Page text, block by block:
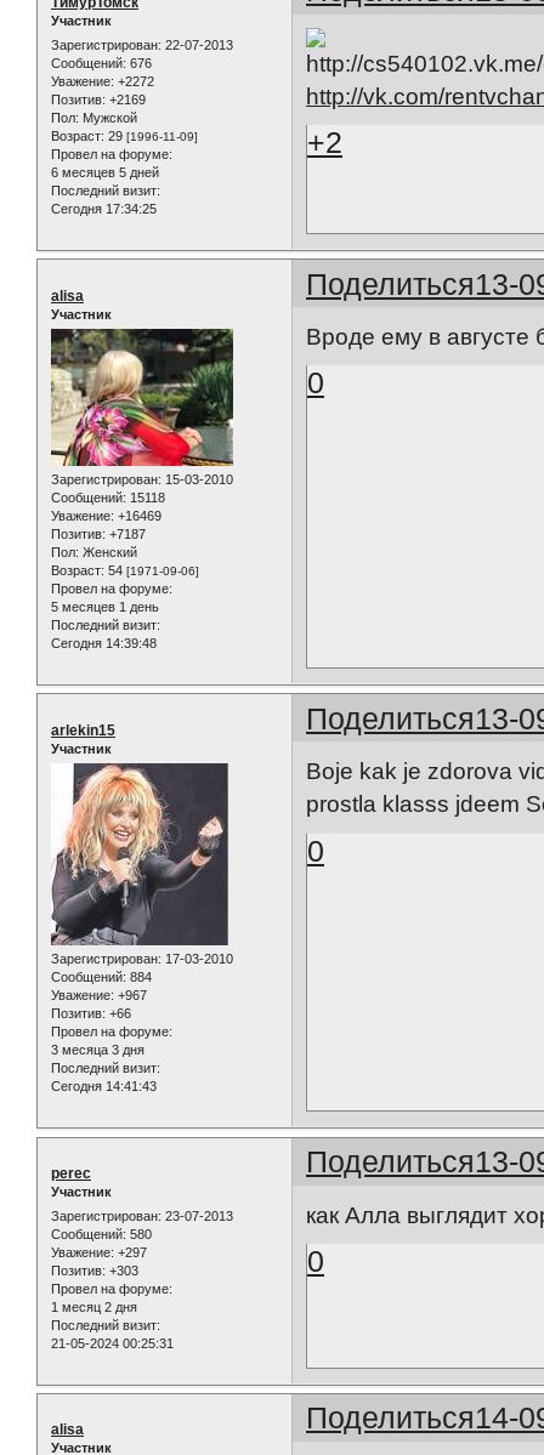
Участник
Зарегистрирован: 22-07-2013
Сообщений: 676
Уважение: +2272
Позитив: +2169
Пол: Мужской
Возраст: 29 [1996-11-09]
Провел на форуме:
6 месяцев 5 дней
Последний визит:
Сегодня 17:34:25
http://vk.com/
+2
Поделиться13-
alisa
Участник
Зарегистрирован: 15-03-2010
Сообщений: 15118
Уважение: +16469
Позитив: +7187
Пол: Женский
Возраст: 54 [1971-09-06]
Провел на форуме:
5 месяцев 1 день
Последний визит:
Сегодня 14:39:48
Вроде ему в августе
0
Поделиться13-
arlekin15
Участник
Зарегистрирован: 17-03-2010
Сообщений: 884
Уважение: +967
Позитив: +66
Провел на форуме:
3 месяца 3 дня
Последний визит:
Сегодня 14:41:43
Boje kak je zdorova
prostla klasss jdeem
0
Поделиться13-
perec
Участник
Зарегистрирован: 23-07-2013
Сообщений: 580
Уважение: +297
Позитив: +303
Провел на форуме:
1 месяц 2 дня
Последний визит:
21-05-2024 00:25:31
как Алла выглядит
0
Поделиться14-
alisa
Участник